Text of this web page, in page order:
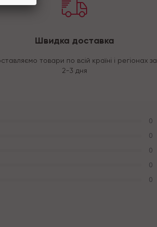
Швидка доставка
товари по всій країні і регіонах за
2-3 дня
0
0
0
0
0